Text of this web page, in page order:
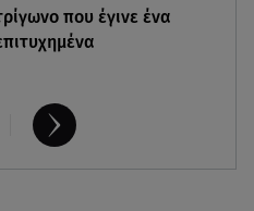
που έγινε ένα